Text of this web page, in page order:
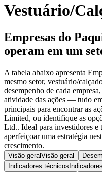
Vestuário/
Empresas do
operam em um
A tabela abaixo apresenta
mesmo setor, vestuário/
desempenho de cada
atividade das ações — tudo
principais para encontrar as
Limited, ou identifique as
Ltd.. Ideal para investidores e
aperfeiçoar uma estratégia
crescimento.
Visão geral Visão geral
Indicadores técnicos